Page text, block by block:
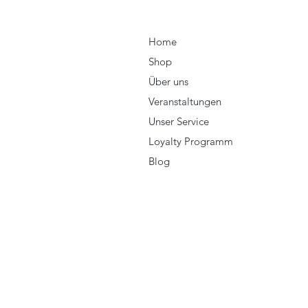
Home
Shop
Über uns
Veranstaltungen
Unser Service
Loyalty Programm
Blog